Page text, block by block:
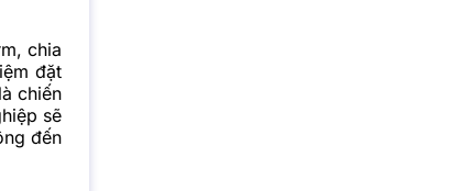
chia
đặt
chiến
sẽ
đến